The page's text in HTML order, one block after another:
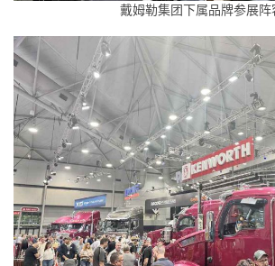
戴姆勒集团下属品牌参展阵